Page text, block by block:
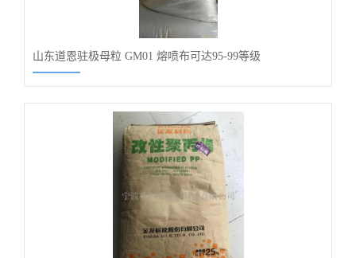
山东道恩驻极母粒 GM01 熔喷布可达95-99等级